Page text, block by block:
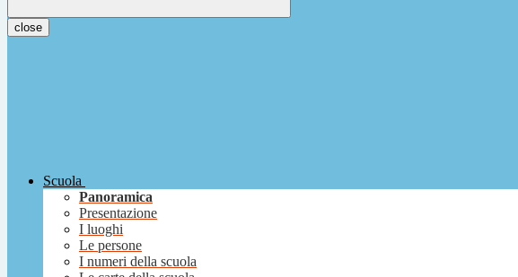
close
Scuola
Panoramica
Presentazione
I luoghi
Le persone
I numeri della scuola